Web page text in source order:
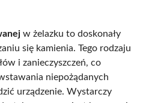
w żelazku to doskonały
się kamienia. Tego rodzaju
i zanieczyszczeń, co
niepożądanych
urządzenie. Wystarczy